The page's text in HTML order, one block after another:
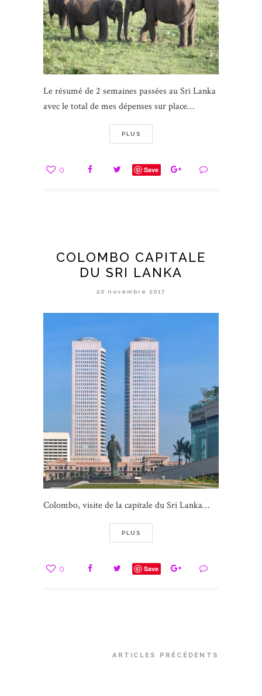
Le résumé de 2 semaines passées au Sri Lanka
avec le total de mes dépenses sur place…
PLUS
0 Save
COLOMBO CAPITALE
DU SRI LANKA
20 novembre 2017
Colombo, visite de la capitale du Sri Lanka…
PLUS
0 Save
ARTICLES PRÉCÉDENTS